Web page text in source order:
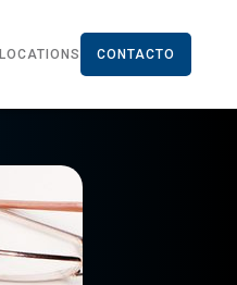
LOCATIONS CONTACTO